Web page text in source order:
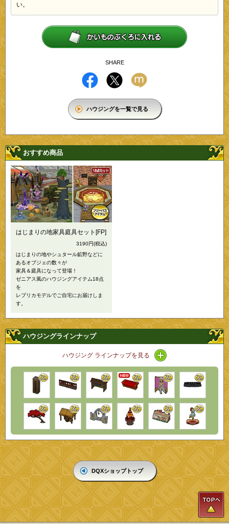
い。
SHARE
ハウジングを一覧で見る
おすすめ商品
はじまりの地家具庭具セット[FP]
3190円(税込)
はじまりの地やシュタール鉱野などに
あるオブジェの数々が
家具＆庭具になって登場！
ゼニアス風のハウジングアイテム18点
を
レプリカモデルでご自宅にお届けしま
す。
ハウジングラインナップ
ハウジング ラインナップを見る アイコン / ラインナ
DQXショップトップ